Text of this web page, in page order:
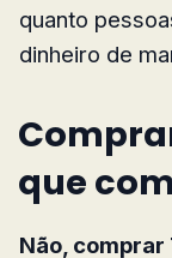
quanto
dinheiro de
que
Não, comprar